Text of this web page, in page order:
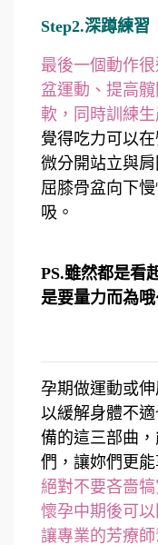
Step2.深蹲練習
最後一個動作
盆運動、提高
軟，同時訓練生
覺得吃力可以
微分開站立與
屈膝骨盆向下
吸。
PS.雖然都是看
是要量力而為
孕期做運動或
以緩解身體不
備的這三部曲
們，讓妳們更
絕對不要吝嗇
懷孕中期後可以
讓專業的芳療